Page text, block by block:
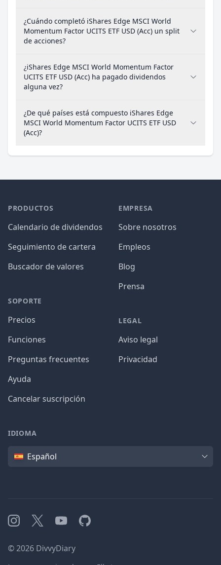
¿Cuándo completó iShares Edge MSCI World
Momentum Factor UCITS ETF USD (Acc) un split
de acciones?
¿iShares Edge MSCI World Momentum Factor
UCITS ETF USD (Acc) ha pagado dividendos
alguna vez?
¿De qué países está compuesto iShares Edge
MSCI World Momentum Factor UCITS ETF USD
(Acc)?
PRODUCTOS
Calendario de dividendos
Seguimiento de cartera
Buscador de valores
SOPORTE
Precios
Funciones
Preguntas frecuentes
Ayuda
Cancelar suscripción
EMPRESA
Sobre nosotros
Empleos
Blog
Prensa
LEGAL
Aviso legal
Privacidad
IDIOMA
IdiomaEspañol
Instagram
X YouTubeGitHub
©2026 DivvyDiary